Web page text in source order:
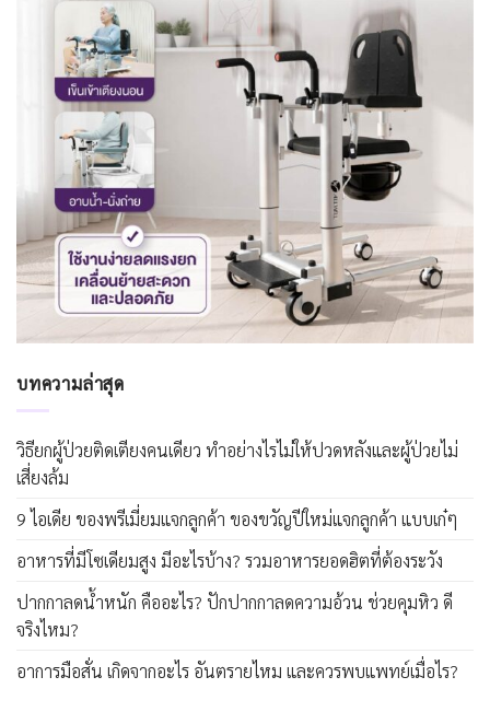
บทความล่าสุด
วิธียกผู้ป่วยติดเตียงคนเดียว ทำอย่างไรไม่ให้ปวดหลังและผู้ป่วยไม่
เสี่ยงล้ม
9 ไอเดีย ของพรีเมี่ยมแจกลูกค้า ของขวัญปีใหม่แจกลูกค้า แบบเก๋ๆ
อาหารที่มีโซเดียมสูง มีอะไรบ้าง? รวมอาหารยอดฮิตที่ต้องระวัง
ปากกาลดน้ำหนัก คืออะไร? ปักปากกาลดความอ้วน ช่วยคุมหิว ดี
จริงไหม?
อาการมือสั่น เกิดจากอะไร อันตรายไหม และควรพบแพทย์เมื่อไร?